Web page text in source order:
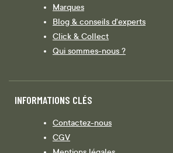
Marques
Blog & conseils d'experts
Click & Collect
Qui sommes-nous ?
INFORMATIONS CLÉS
Contactez-nous
CGV